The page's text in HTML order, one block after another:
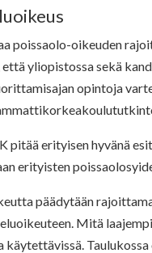
poissaolo-oikeuden
yliopistossa sekä
opintoja
pitää erityisen hyvänä
erityisten
päädytään
Mitä
käytettävissä.